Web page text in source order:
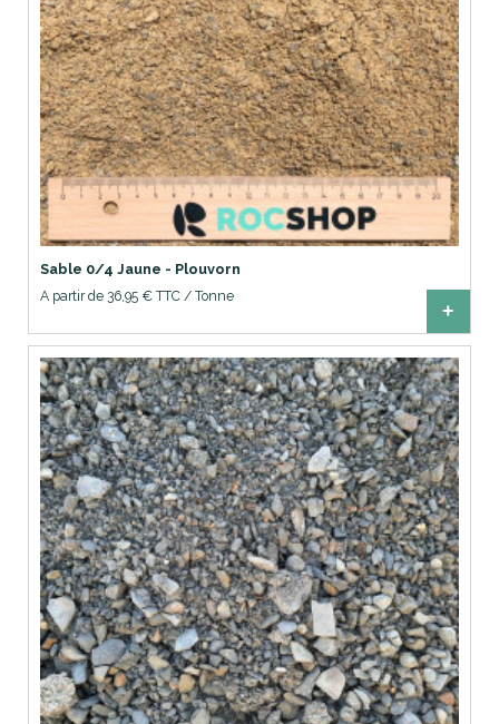
Sable 0/4 Jaune - Plouvorn
A partir de 36,95 € TTC / Tonne
+